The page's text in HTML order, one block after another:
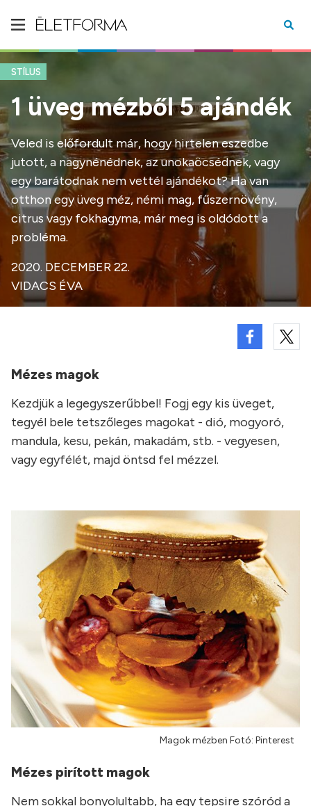
STÍLUS
1 üveg mézből 5 ajándék
Veled is előfordult már, hogy hirtelen eszedbe
jutott, a nagynénédnek, az unokaöcsédnek, vagy
egy barátodnak nem vettél ajándékot? Ha van
otthon egy üveg méz, némi mag, fűszernövény,
citrus vagy fokhagyma, már meg is oldódott a
probléma.
2020. DECEMBER 22.
VIDACS ÉVA
Mézes magok
Kezdjük a legegyszerűbbel! Fogj egy kis üveget,
tegyél bele tetszőleges magokat - dió, mogyoró,
mandula, kesu, pekán, makadám, stb. - vegyesen,
vagy egyfélét, majd öntsd fel mézzel.
Magok mézben Fotó: Pinterest
Mézes pirított magok
Nem sokkal bonyolultabb, ha egy tepsire szóród a